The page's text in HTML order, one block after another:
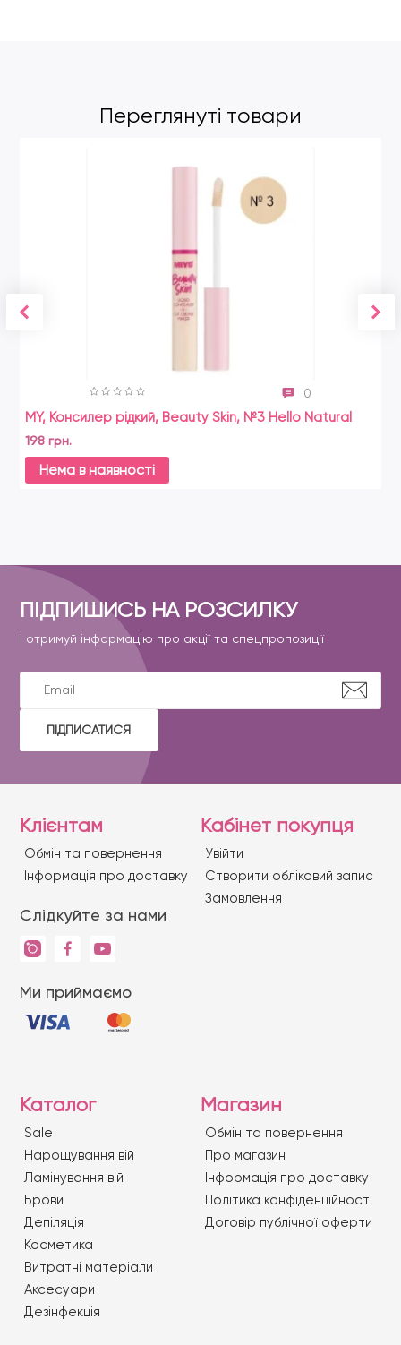
Переглянуті товари
0
MY, Консилер рідкий, Beauty Skin, №3 Hello Natural
198 грн.
Нема в наявності
ПІДПИШИСЬ НА РОЗСИЛКУ
І отримуй інформацію про акції та спецпропозиції
ПІДПИСАТИСЯ
Клієнтам
Обмін та повернення
Iнформація про доставку
Слідкуйте за нами
Ми приймаємо
Кабінет покупця
Увійти
Створити обліковий запис
Замовлення
Каталог
Sale
Нарощування вій
Ламінування вій
Брови
Депіляція
Косметика
Витратні матеріали
Аксесуари
Дезінфекція
Магазин
Обмін та повернення
Про магазин
Iнформація про доставку
Політика конфіденційності
Договір публічної оферти